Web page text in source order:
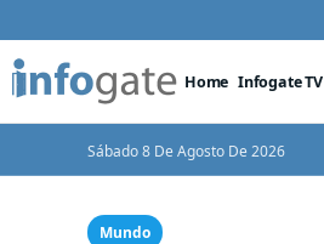
Home Infogate TV
Sábado 8 De Agosto De 2026
Mundo